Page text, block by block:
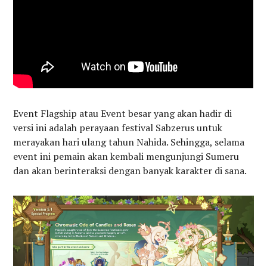
Event Flagship atau Event besar yang akan hadir di
versi ini adalah perayaan festival Sabzerus untuk
merayakan hari ulang tahun Nahida. Sehingga, selama
event ini pemain akan kembali mengunjungi Sumeru
dan akan berinteraksi dengan banyak karakter di sana.